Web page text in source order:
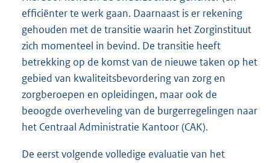
efficiënter te werk gaan. Daarnaast is er rekening
gehouden met de transitie waarin het Zorginstituut
zich momenteel in bevind. De transitie heeft
betrekking op de komst van de nieuwe taken op het
gebied van kwaliteitsbevordering van zorg en
zorgberoepen en opleidingen, maar ook de
beoogde overheveling van de burgerregelingen naar
het Centraal Administratie Kantoor (CAK).
De eerst volgende volledige evaluatie van het